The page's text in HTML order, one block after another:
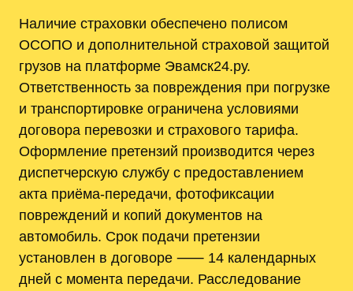
Наличие страховки обеспечено полисом
ОСОПО и дополнительной страховой защитой
грузов на платформе Эвамск24.ру.
Ответственность за повреждения при погрузке
и транспортировке ограничена условиями
договора перевозки и страхового тарифа.
Оформление претензий производится через
диспетчерскую службу с предоставлением
акта приёма-передачи, фотофиксации
повреждений и копий документов на
автомобиль. Срок подачи претензии
установлен в договоре ⸺ 14 календарных
дней с момента передачи. Расследование